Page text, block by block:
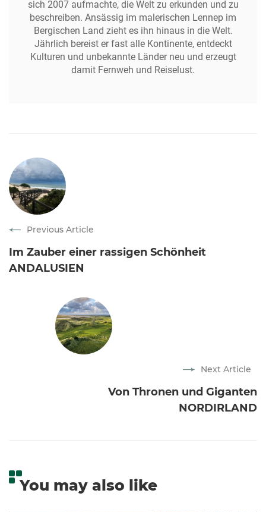
sich 2007 aufmachte, die Welt zu erkunden und zu
beschreiben. Ansässig im malerischen Lennep im
Bergischen Land zieht es ihn hinaus in die Welt.
Jährlich bereist er fast alle Kontinente, entdeckt
Kulturen und unbekannte Länder neu und erzeugt
damit Fernweh und Reiselust.
Previous Article
Im Zauber einer rassigen Schönheit
ANDALUSIEN
Next Article
Von Thronen und Giganten
NORDIRLAND
You may also like